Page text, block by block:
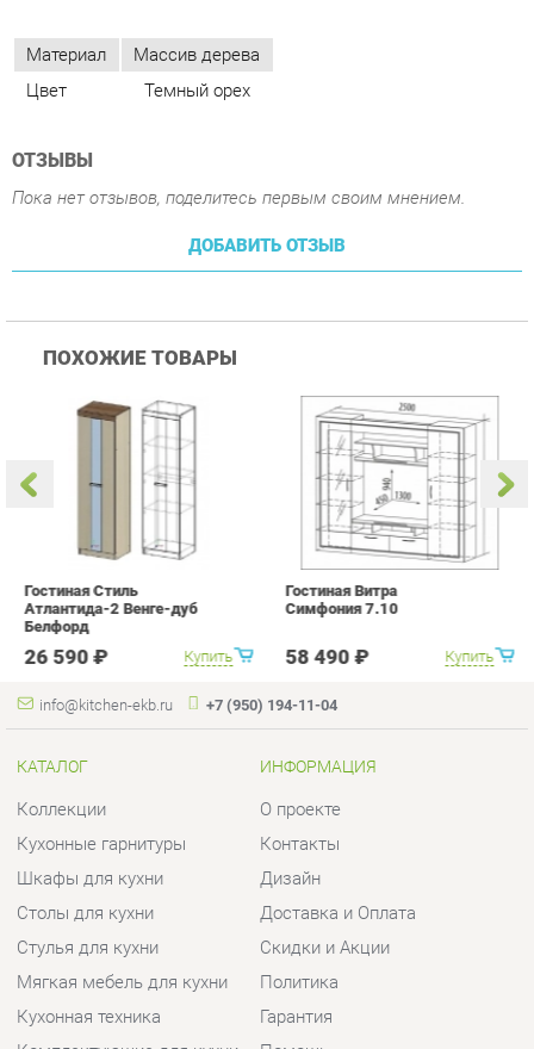
Пока нет отзывов, поделитесь первым своим мнением.
ДОБАВИТЬ ОТЗЫВ
Атлантида-2 Венге-дуб
Белфорд
26 590 ₽ Купить
Гостиная Витра
Симфония 7.10
58 490 ₽
info@kitchen-ekb.ru +7 (950) 194-11-04
КАТАЛОГ
Коллекции
Шкафы для кухни
Мягкая мебель для кухни
Кухонная техника
Комплектующие для кухни
Кухонная сантехника
ИНФОРМАЦИЯ
О проекте
Дизайн
Скидки и Акции
Политика
Гарантия
Помощь
ГОРОДА
Весь мир Шоурум и склад самовывоза